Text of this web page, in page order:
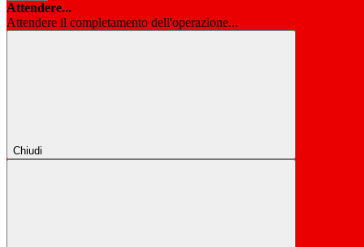
Attendere...
Attendere il completamento dell'operazione...
Chiudi